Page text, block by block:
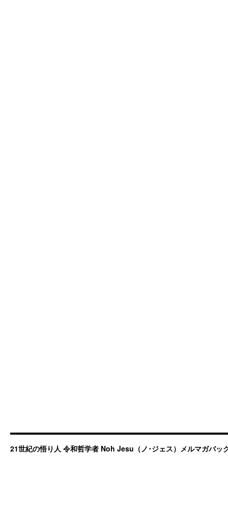
21世紀の悟り人 令和哲学者 Noh Jesu（ノ･ジェス）メルマガバッ